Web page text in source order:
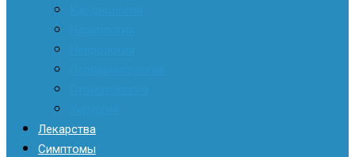
Лекарства
Симптомы